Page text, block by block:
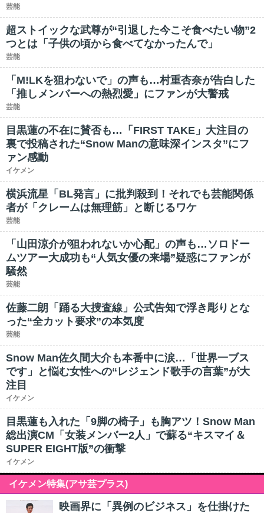
芸能
超ストイックな武尊が“引退した今こそ食べたい物”2
つとは「子供の頃から食べてなかったんで」
芸能
「M!LKを狙わないで」の声も…村重杏奈が告白した
「推しメンバーへの熱烈愛」にファンが大警戒
芸能
目黒蓮の不在に賛否も…「FIRST TAKE」大注目の
裏で投稿された“Snow Manの意味深インスタ”にフ
ァン感動
イケメン
横浜流星「BL発言」に批判殺到！それでも芸能関係
者が「クレームは無理筋」と断じるワケ
芸能
「山田涼介が狙われないか心配」の声も…ソロドー
ムツアー大成功も“人気女優の来場”疑惑にファンが
騒然
芸能
佐藤二朗「踊る大捜査線」公式告知で浮き彫りとな
った“全カット要求”の本気度
芸能
Snow Man佐久間大介も本番中に涙…「世界一ブス
です」と悩む女性への“レジェンド歌手の言葉”が大
注目
イケメン
目黒蓮も入れた「9脚の椅子」も胸アツ！Snow Man
総出演CM「女装メンバー2人」で蘇る“キスマイ＆
SUPER EIGHT版”の衝撃
イケメン
イケメン特集(アサ芸プラス)
映画界に「異例のビジネス」を仕掛けた